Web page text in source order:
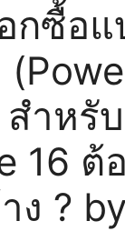
กซื้อแ
สำหรับ
16 ต้
ง ?